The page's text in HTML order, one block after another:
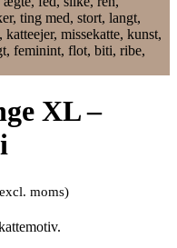
XL –
excl. moms)